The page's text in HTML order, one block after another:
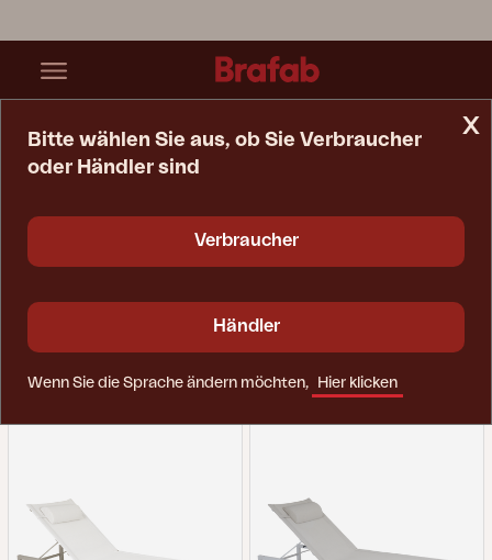
Liege
Filter
x
Bitte wählen Sie aus, ob Sie Verbraucher
oder Händler sind
Verbraucher
Händler
Wenn Sie die Sprache ändern möchten, Hier klicken